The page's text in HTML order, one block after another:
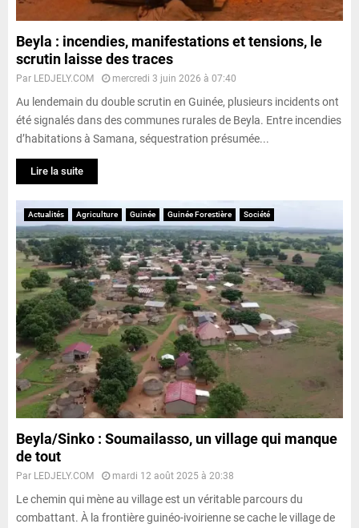
Beyla : incendies, manifestations et tensions, le
scrutin laisse des traces
Par LEDJELY.COM mercredi 3 juin 2026 à 07:40
Au lendemain du double scrutin en Guinée, plusieurs incidents ont
été signalés dans des communes rurales de Beyla. Entre incendies
d’habitations à Samana, séquestration présumée...
Lire la suite
Actualités Agriculture Guinée Guinée Forestière Société
Beyla/Sinko : Soumailasso, un village qui manque
de tout
Par LEDJELY.COM mardi 12 août 2025 à 20:38
Le chemin qui mène au village est un véritable parcours du
combattant. À la frontière guinéo-ivoirienne se cache le village de